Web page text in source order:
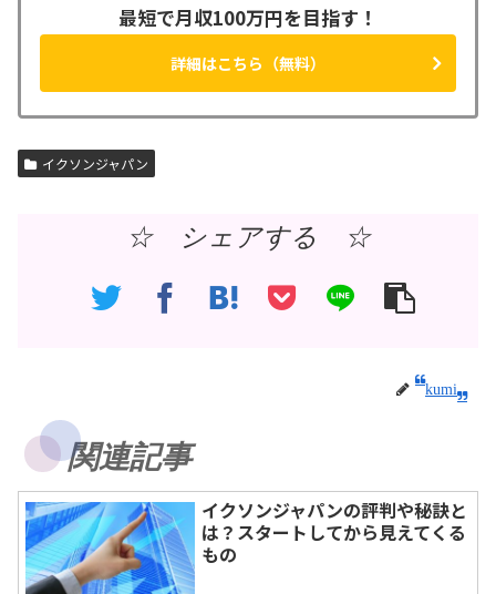
最短で月収100万円を目指す！
詳細はこちら（無料）
イクソンジャパン
☆ シェアする ☆
kumi
関連記事
イクソンジャパンの評判や秘訣と
は？スタートしてから見えてくる
もの